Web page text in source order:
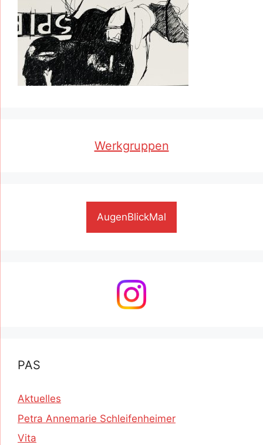
Werkgruppen
AugenBlickMal
PAS
Aktuelles
Petra Annemarie Schleifenheimer
Vita